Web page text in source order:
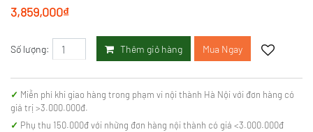
3,859,000₫
Số lượng: Thêm giỏ hàng Mua Ngay
Miễn phí khi giao hàng trong phạm vi nội thành Hà Nội với đơn hàng có
giá trị >3.000.000đ.
Phụ thu 150.000đ với những đơn hàng nội thành có giá <3.000.000đ